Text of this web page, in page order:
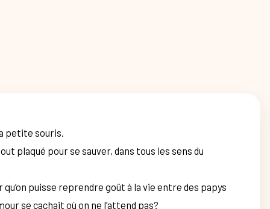
petite souris.
plaqué pour se sauver, dans tous les sens du
puisse reprendre goût à la vie entre des papys
se cachait où on ne l’attend pas?